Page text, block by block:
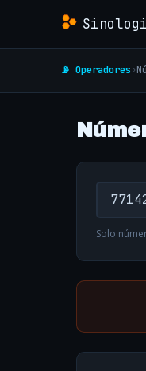
📡 Operadores›
Solo